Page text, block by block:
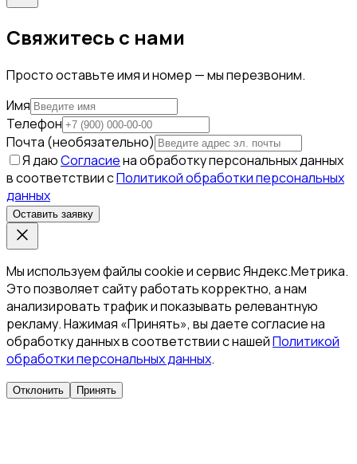
Свяжитесь с нами
Просто оставьте имя и номер — мы перезвоним.
Имя
Телефон
Почта (необязательно)
Я даюСогласиена обработку персональных данных
в соответствии сПолитикой обработки персональных
данных
Оставить заявку
Мы используем файлы cookie и сервис Яндекс.Метрика.
Это позволяет сайту работать корректно, а нам
анализировать трафик и показывать релевантную
рекламу. Нажимая «Принять», вы даете согласие на
обработку данных в соответствии с нашейПолитикой
обработки персональных данных.
Отклонить Принять